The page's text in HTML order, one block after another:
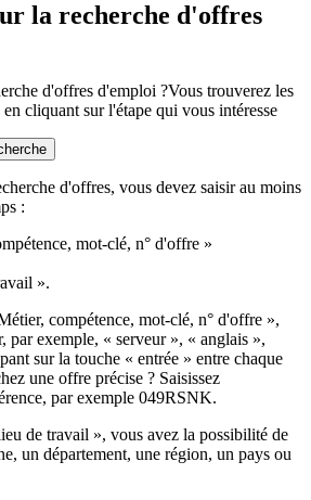
la recherche d'offres
d'offres d'emploi ?Vous trouverez les
cliquant sur l'étape qui vous intéresse
d'offres, vous devez saisir au moins
:
mot-clé, n° d'offre »
».
compétence, mot-clé, n° d'offre »,
par exemple, « serveur », « anglais »,
sur la touche « entrée » entre chaque
une offre précise ? Saisissez
par exemple 049RSNK.
de travail », vous avez la possibilité de
un département, une région, un pays ou